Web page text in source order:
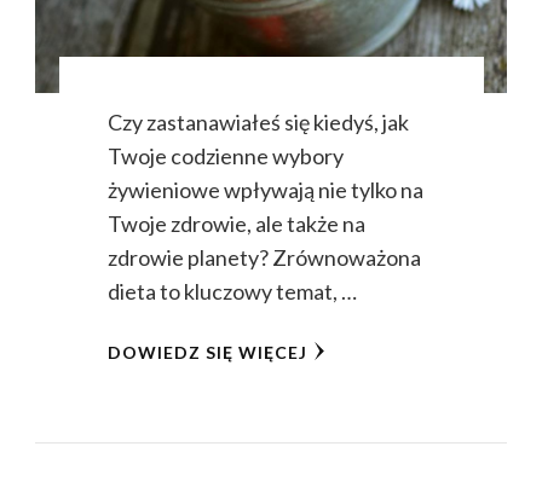
Czy zastanawiałeś się kiedyś, jak
Twoje codzienne wybory
żywieniowe wpływają nie tylko na
Twoje zdrowie, ale także na
zdrowie planety? Zrównoważona
dieta to kluczowy temat, …
DOWIEDZ SIĘ WIĘCEJ